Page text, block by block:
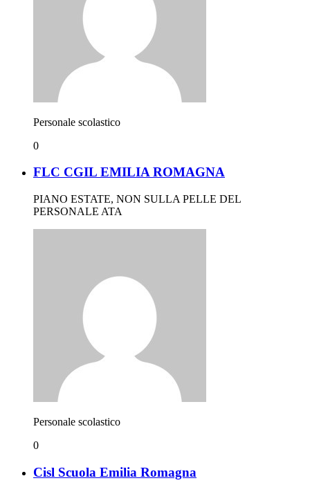
Personale scolastico
0
FLC CGIL EMILIA ROMAGNA
PIANO ESTATE, NON SULLA PELLE DEL
PERSONALE ATA
Personale scolastico
0
Cisl Scuola Emilia Romagna